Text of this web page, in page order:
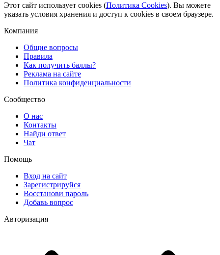
Этот сайт использует cookies (Политика Cookies). Вы можете
указать условия хранения и доступ к cookies в своем браузере.
Компания
Общие вопросы
Правила
Как получить баллы?
Реклама на сайте
Политика конфиденциальности
Сообщество
О нас
Контакты
Найди ответ
Чат
Помощь
Вход на сайт
Зарегистрируйся
Восстанови пароль
Добавь вопрос
Авторизация